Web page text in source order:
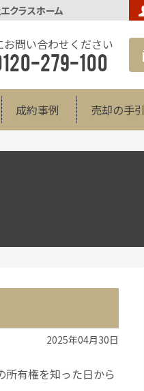
クラスホーム
お問い合わせください
279-100
成約事例 売却の手引
2025年04月30日
有権を知った日から